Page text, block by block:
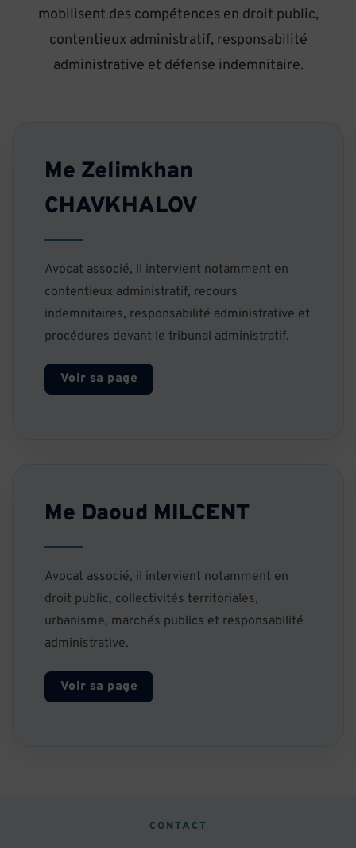
mobilisent des compétences en droit public,
contentieux administratif, responsabilité
administrative et défense indemnitaire.
Me Zelimkhan
CHAVKHALOV
Avocat associé, il intervient notamment en
contentieux administratif, recours
indemnitaires, responsabilité administrative et
procédures devant le tribunal administratif.
Voir sa page
Me Daoud MILCENT
Avocat associé, il intervient notamment en
droit public, collectivités territoriales,
urbanisme, marchés publics et responsabilité
administrative.
Voir sa page
CONTACT